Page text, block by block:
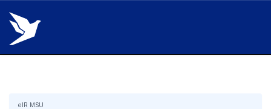
Skip
navigation
eIR MSU